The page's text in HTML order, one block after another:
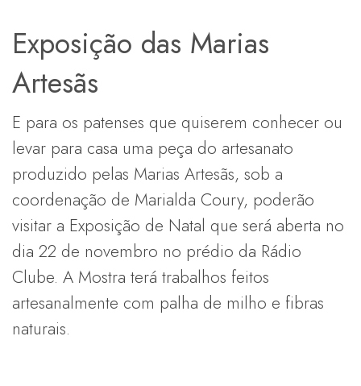
Exposição das Marias
Artesãs
E para os patenses que quiserem conhecer ou
levar para casa uma peça do artesanato
produzido pelas Marias Artesãs, sob a
coordenação de Marialda Coury, poderão
visitar a Exposição de Natal que será aberta no
dia 22 de novembro no prédio da Rádio
Clube. A Mostra terá trabalhos feitos
artesanalmente com palha de milho e fibras
naturais.